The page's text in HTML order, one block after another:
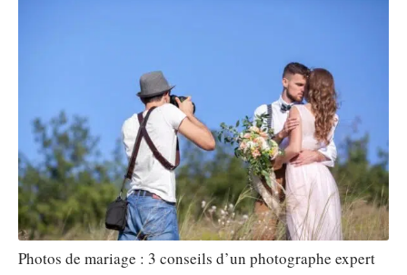
Photos de mariage : 3 conseils d’un photographe expert